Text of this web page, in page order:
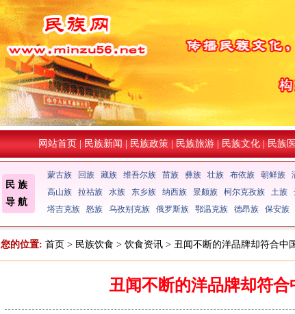
网站首页 民族新闻 民族政策 民族旅游 民族文化 民族
民 族
导 航
蒙古族 回族 藏族 维吾尔族 苗族 彝族 壮族 布依族 朝鲜族
高山族
拉祜族 水族 东乡族 纳西族 景颇族 柯尔克孜族 土族
塔吉克族
怒族 乌孜别克族 俄罗斯族 鄂温克族 德昂族 保安族
您的位置: 首页 > 民族饮食 > 饮食资讯 > 丑闻不断的洋品牌却符合中
丑闻不断的洋品牌却符合